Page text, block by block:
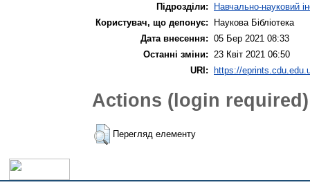
Підрозділи:
Навчально-науковий
Користувач, що депонує:
Наукова Бібліотека
Дата внесення: 05 Бер 2021 08:33
Останні зміни:
23 Квіт 2021 06:50
URI: https://
Actions (login required)
Перегляд елементу